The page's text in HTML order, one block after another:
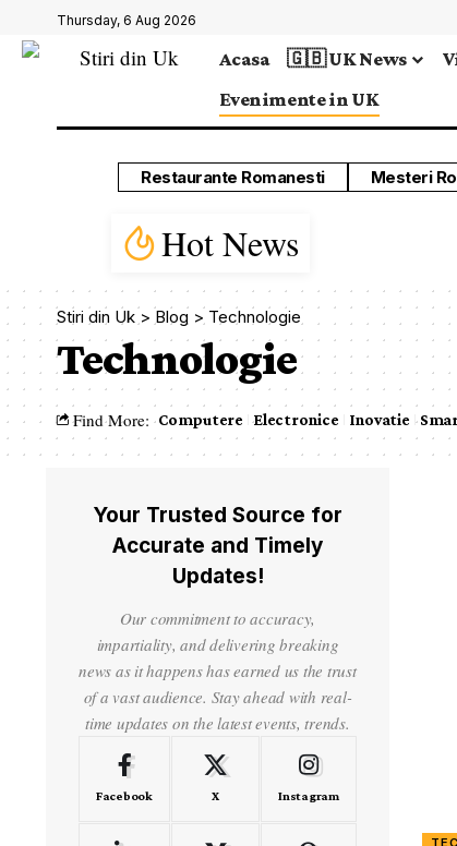
Thursday, 6 Aug 2026
Acasa 🇬🇧 UK News
Evenimente in UK
Mesteri
Restaurante Romanesti
Hot News
Stiri din Uk > Blog > Technologie
Technologie
Find More: Computere Electronice Inovatie
Your Trusted Source for
Accurate and Timely
Updates!
Our commitment to accuracy,
impartiality, and delivering breaking
news as it happens has earned us the trust
of a vast audience. Stay ahead with real-
time updates on the latest events, trends.
Facebook X Instagram